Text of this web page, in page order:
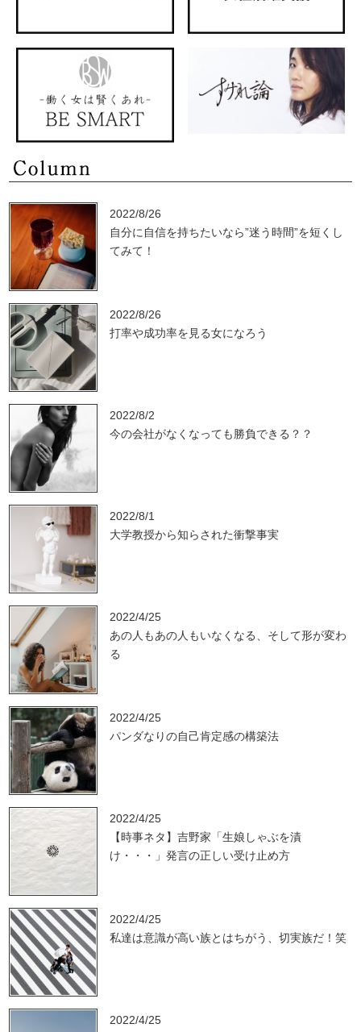
2022/8/26
自分に自信を持ちたいなら”迷う時間”を短くし
てみて！
2022/8/26
打率や成功率を見る女になろう
2022/8/2
今の会社がなくなっても勝負できる？？
2022/8/1
大学教授から知らされた衝撃事実
2022/4/25
あの人もあの人もいなくなる、そして形が変わ
る
2022/4/25
パンダなりの自己肯定感の構築法
2022/4/25
【時事ネタ】吉野家「生娘しゃぶを漬
け・・・」発言の正しい受け止め方
2022/4/25
私達は意識が高い族とはちがう、切実族だ！笑
2022/4/25